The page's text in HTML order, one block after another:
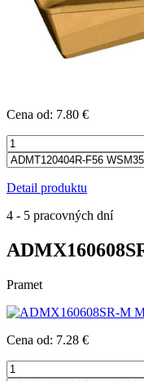
Cena od: 7.80 €
Detail produktu
4 - 5 pracovných dní
Pramet
Cena od: 7.28 €